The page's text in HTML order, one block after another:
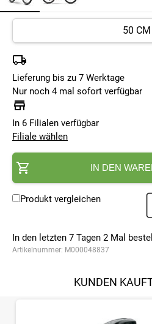
Lieferung bis zu 7 Werktage
Nur noch 4 mal sofort verfügbar
In 6 Filialen verfügbar
Filiale wählen
IN DEN
Produkt vergleichen
In den letzten 7 Tagen 2 Mal
Artikelnummer: M000048837
KUNDEN